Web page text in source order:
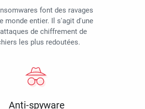
font des ravages
monde entier. Il s'agit d'une
de chiffrement de
les plus redoutées.
Anti-spyware